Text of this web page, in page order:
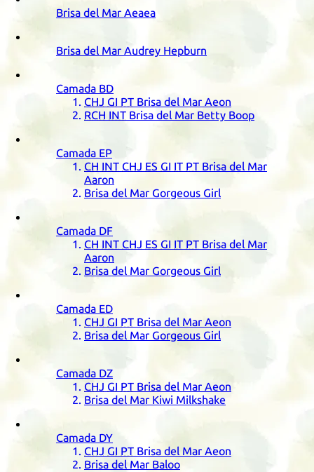
Brisa del Mar Aeaea
Brisa del Mar Audrey Hepburn
Camada BD
CHJ GI PT Brisa del Mar Aeon
RCH INT Brisa del Mar Betty Boop
Camada EP
CH INT CHJ ES GI IT PT Brisa del Mar
Aaron
Brisa del Mar Gorgeous Girl
Camada DF
CH INT CHJ ES GI IT PT Brisa del Mar
Aaron
Brisa del Mar Gorgeous Girl
Camada ED
CHJ GI PT Brisa del Mar Aeon
Brisa del Mar Gorgeous Girl
Camada DZ
CHJ GI PT Brisa del Mar Aeon
Brisa del Mar Kiwi Milkshake
Camada DY
CHJ GI PT Brisa del Mar Aeon
Brisa del Mar Baloo